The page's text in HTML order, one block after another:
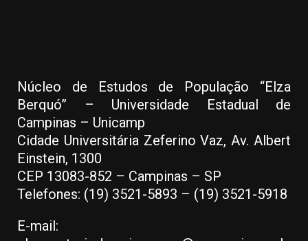
Núcleo de Estudos de População “Elza
Berquó” – Universidade Estadual de
Campinas – Unicamp
Cidade Universitária Zeferino Vaz, Av. Albert
Einstein, 1300
CEP 13083-852 – Campinas – SP
Telefones: (19) 3521-5893 – (19) 3521-5918
E-mail: